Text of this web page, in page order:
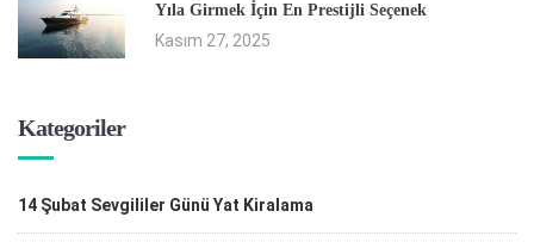
Yıla Girmek İçin En Prestijli Seçenek
Kasım 27, 2025
Kategoriler
14 Şubat Sevgililer Günü Yat Kiralama